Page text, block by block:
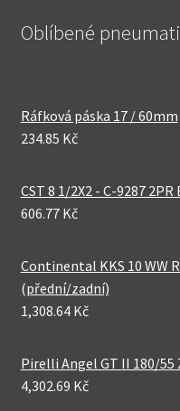
Oblíbené
Ráfková páska 17 / 60mm
234.85 Kč
CST 8 1/2X2 - C-9287 2PR
606.77 Kč
Continental KKS 10 WW
(přední/zadní)
1,308.64 Kč
Pirelli Angel GT II 180/55
4,302.69 Kč